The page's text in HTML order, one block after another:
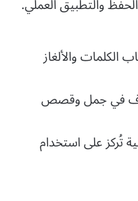
الكلمات والألغاز
في جمل وقصص
تُركز على استخدام